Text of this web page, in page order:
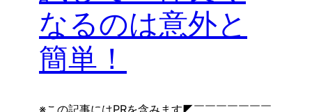
なるのは意外と
簡単！